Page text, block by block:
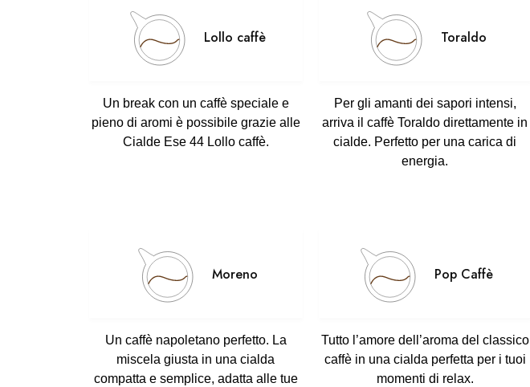
Lollo caffè
Un break con un caffè specialee
pieno di aromi è possibile grazie alle
Cialde Ese 44 Lollo caffè.
Toraldo
Per gli amanti dei sapori intensi,
arriva ilcaffè Toraldo direttamente in
cialde. Perfetto per una carica di
energia.
Moreno
Un caffè napoletanoperfetto. La
miscela giusta in unacialda
compatta e semplice, adatta alle tue
Pop Caffè
Tuttol’amore dell’aroma del classico
caffè in una cialda perfetta per i tuoi
momenti di relax.